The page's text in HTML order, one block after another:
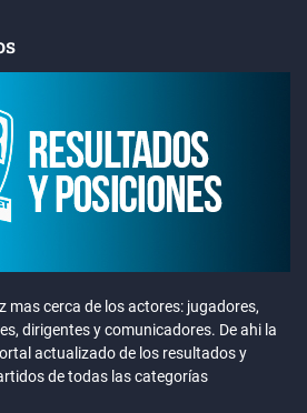
mas cerca de los actores: jugadores,
dirigentes y comunicadores. De ahi la
actualizado de los resultados y
de todas las categorías